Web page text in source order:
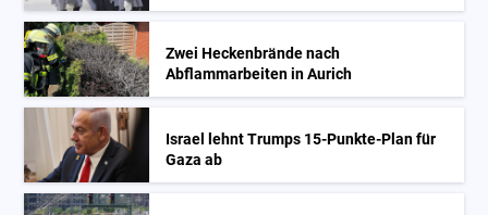
Zwei Heckenbrände nach
Abflammarbeiten in Aurich
Israel lehnt Trumps 15-Punkte-Plan für
Gaza ab